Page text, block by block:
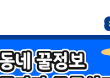
신규